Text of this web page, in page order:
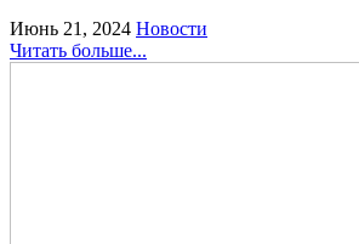
Июнь 21, 2024 Новости
Читать больше...